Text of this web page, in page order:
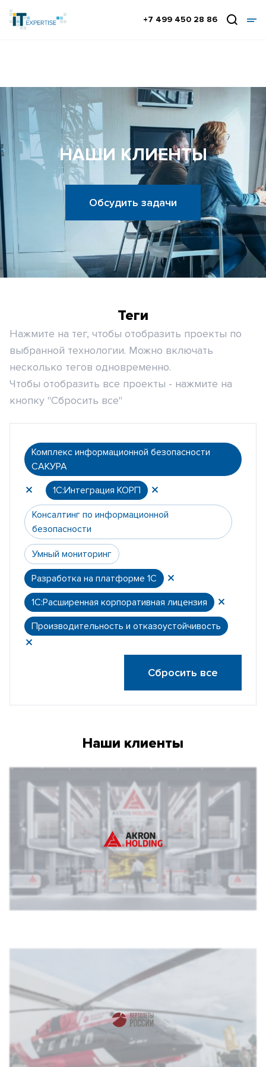
+7 499 450 28 86
НАШИ КЛИЕНТЫ
Обсудить задачи
Теги
Нажмите на тег, чтобы отобразить проекты по
выбранной технологии. Можно включать
несколько тегов одновременно.
Чтобы отобразить все проекты - нажмите на
кнопку "Сбросить все"
Комплекс информационной безопасности
САКУРА
1С:Интеграция КОРП
Консалтинг по информационной
безопасности
Умный мониторинг
Разработка на платформе 1С
1С:Расширенная корпоративная лицензия
Производительность и отказоустойчивость
Сбросить все
Наши клиенты